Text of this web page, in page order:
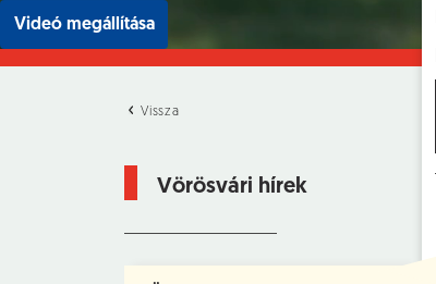
Videó megállítása
Vissza
Vörösvári hírek